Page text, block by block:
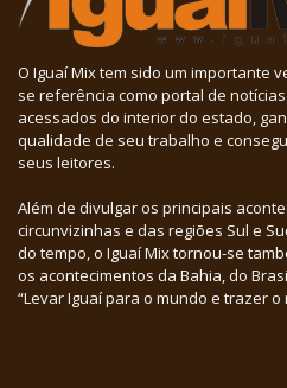
O Iguaí Mix tem sido um importante
se referência como portal de
acessados do interior do estado,
qualidade de seu trabalho e
seus leitores.
Além de divulgar os principais
circunvizinhas e das regiões Sul e
do tempo, o Iguaí Mix tornou-se
os acontecimentos da Bahia, do
“Levar Iguaí para o mundo e trazer o